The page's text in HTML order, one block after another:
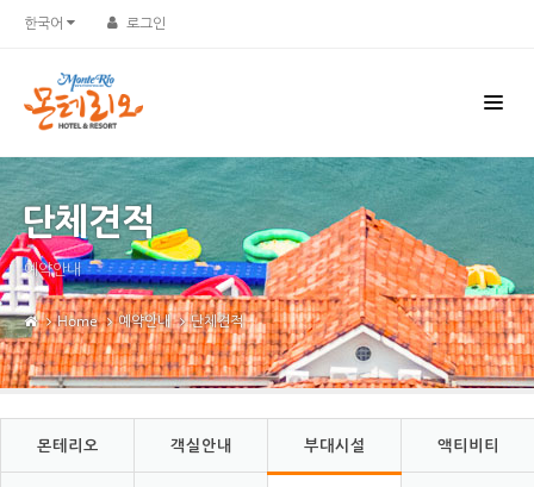
한국어 로그인
단체견적
예약안내
Home 예약안내 단체견적
몬테리오 객실안내 부대시설 액티비티
Sketchbook5, 스케치북5